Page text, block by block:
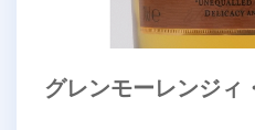
グレンモーレンジィ